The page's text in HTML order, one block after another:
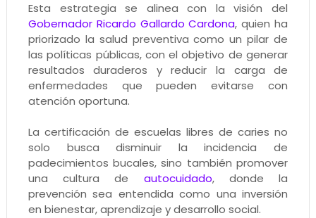
Esta estrategia se alinea con la visión del
Gobernador Ricardo Gallardo Cardona, quien ha
priorizado la salud preventiva como un pilar de
las políticas públicas, con el objetivo de generar
resultados duraderos y reducir la carga de
enfermedades que pueden evitarse con
atención oportuna.
La certificación de escuelas libres de caries no
solo busca disminuir la incidencia de
padecimientos bucales, sino también promover
una cultura de autocuidado, donde la
prevención sea entendida como una inversión
en bienestar, aprendizaje y desarrollo social.